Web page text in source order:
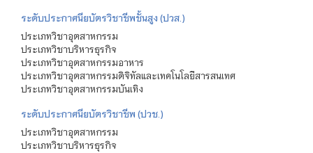
ระดับประกาศนียบัตรวิชาชีพชั้นสูง (ปวส.)
ประเภทวิชาอุตสาหกรรม
ประเภทวิชาบริหารธุรกิจ
ประเภทวิชาอุตสาหกรรมอาหาร
ประเภทวิชาอุตสาหกรรมดิจิทัลและเทคโนโลยีสารสนเทศ
ประเภทวิชาอุตสาหกรรมบันเทิง
ระดับประกาศนียบัตรวิชาชีพ (ปวช.)
ประเภทวิชาอุตสาหกรรม
ประเภทวิชาบริหารธุรกิจ